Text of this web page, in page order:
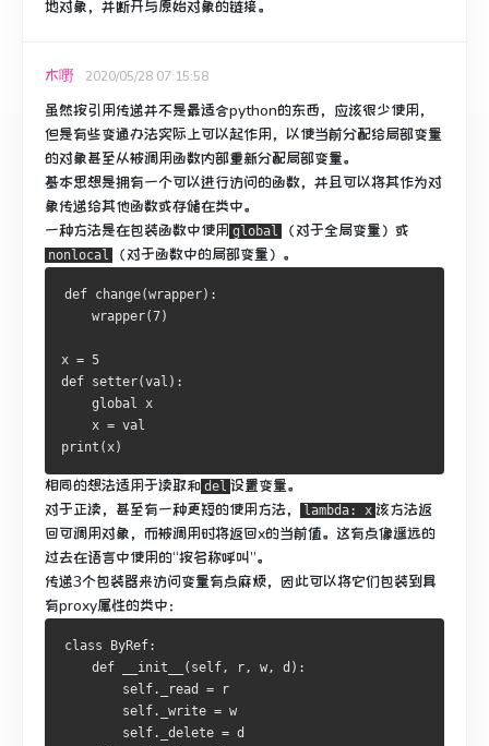
地对象，并断开与原始对象的链接。
木嘢 2020/05/28 07:15:58
虽然按引用传递并不是最适合python的东西，应该很少使用，
但是有些变通办法实际上可以起作用，以使当前分配给局部变量
的对象甚至从被调用函数内部重新分配局部变量。
基本思想是拥有一个可以进行访问的函数，并且可以将其作为对
象传递给其他函数或存储在类中。
一种方法是在包装函数中使用 global （对于全局变量）或
nonlocal （对于函数中的局部变量）。
def change(wrapper):
    wrapper
(7)
x = 5
def setter(val ):
global x
    x
=
print (x)
相同的想法适用于读取和 del 设置变量。
对于正读，甚至有一种更短的使用方法，
lambda: x 该方法返
回可调用对象，而被调用时将返回x的当前值。 这有点像遥远的
过去在语言中使用的“按名称呼叫”。
传递3个包装器来访问变量有点麻烦，因此可以将它们包装到具
有proxy属性的类中：
class ByRef:
def __init__ ( self, r, w, d ):
        self
. _read = r
        self
. _write = w
        self
. _delete = d